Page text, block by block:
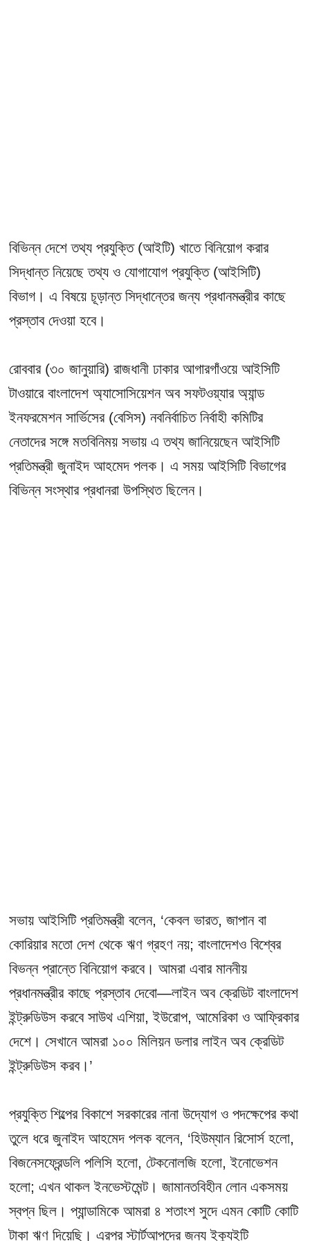
বিভিন্ন দেশে তথ্য প্রযুক্তি (আইটি) খাতে বিনিয়োগ করার
সিদ্ধান্ত নিয়েছে তথ্য ও যোগাযোগ প্রযুক্তি (আইসিটি)
বিভাগ। এ বিষয়ে চূড়ান্ত সিদ্ধান্তের জন্য প্রধানমন্ত্রীর কাছে
প্রস্তাব দেওয়া হবে।
রোববার (৩০ জানুয়ারি) রাজধানী ঢাকার আগারগাঁওয়ে আইসিটি
টাওয়ারে বাংলাদেশ অ্যাসোসিয়েশন অব সফটওয়্যার অ্যান্ড
ইনফরমেশন সার্ভিসের (বেসিস) নবনির্বাচিত নির্বাহী কমিটির
নেতাদের সঙ্গে মতবিনিময় সভায় এ তথ্য জানিয়েছেন আইসিটি
প্রতিমন্ত্রী জুনাইদ আহমেদ পলক। এ সময় আইসিটি বিভাগের
বিভিন্ন সংস্থার প্রধানরা উপস্থিত ছিলেন।
সভায় আইসিটি প্রতিমন্ত্রী বলেন, ‘কেবল ভারত, জাপান বা
কোরিয়ার মতো দেশ থেকে ঋণ গ্রহণ নয়; বাংলাদেশও বিশ্বের
বিভন্ন প্রান্তে বিনিয়োগ করবে। আমরা এবার মাননীয়
প্রধানমন্ত্রীর কাছে প্রস্তাব দেবো—লাইন অব ক্রেডিট বাংলাদেশ
ইন্ট্রুডিউস করবে সাউথ এশিয়া, ইউরোপ, আমেরিকা ও আফ্রিকার
দেশে। সেখানে আমরা ১০০ মিলিয়ন ডলার লাইন অব ক্রেডিট
ইন্ট্রুডিউস করব।’
প্রযুক্তি শিল্পের বিকাশে সরকারের নানা উদ্যোগ ও পদক্ষেপের কথা
তুলে ধরে জুনাইদ আহমেদ পলক বলেন, ‘হিউম্যান রিসোর্স হলো,
বিজনেসফ্রেন্ডলি পলিসি হলো, টেকনোলজি হলো, ইনোভেশন
হলো; এখন থাকল ইনভেস্টমেন্ট। জামানতবিহীন লোন একসময়
স্বপ্ন ছিল। প্যান্ডামিকে আমরা ৪ শতাংশ সুদে এমন কোটি কোটি
টাকা ঋণ দিয়েছি। এরপর স্টার্টআপদের জন্য ইক্যুইটি